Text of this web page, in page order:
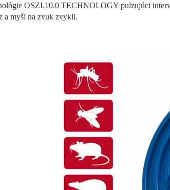
OSZI.10.0 TECHNOLOGY pulzujúci
a myši na zvuk zvykli.